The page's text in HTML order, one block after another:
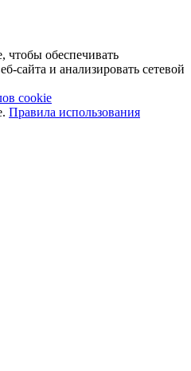
обеспечивать
сайта и анализировать сетевой
cookie
Правила использования